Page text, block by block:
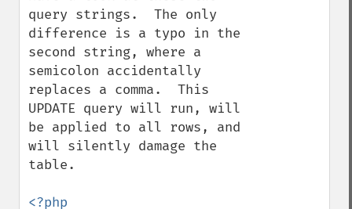
query strings.  The only
difference is a typo in the
second string, where a
semicolon accidentally
replaces a comma.  This
UPDATE query will run, will
be applied to all rows, and
will silently damage the
table.